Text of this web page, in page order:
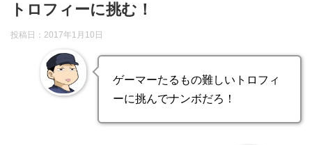
トロフィーに挑む！
投稿日：2017年1月10日
ゲーマーたるもの難しいトロフィ
ーに挑んでナンボだろ！